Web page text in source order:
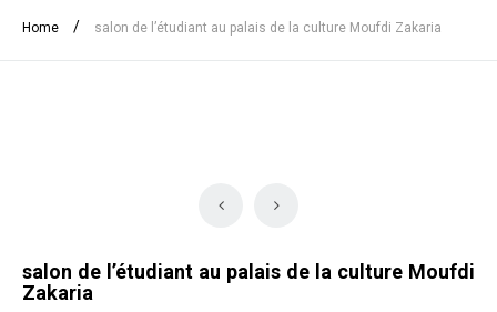
Home / salon de l’étudiant au palais de la culture Moufdi Zakaria
salon de l’étudiant au palais de la culture Moufdi
Zakaria